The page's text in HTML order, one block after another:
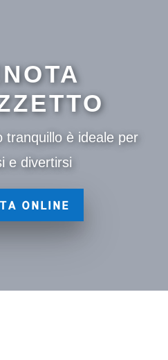
tranquillo è ideale per
e divertirsi
ONLINE